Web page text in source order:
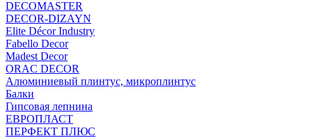
DECOMASTER
DECOR-DIZAYN
Elite Décor Industry
Fabello Decor
Madest Decor
ORAC DECOR
Алюминиевый плинтус, микроплинтус
Балки
Гипсовая лепнина
ЕВРОПЛАСТ
ПЕРФЕКТ ПЛЮС